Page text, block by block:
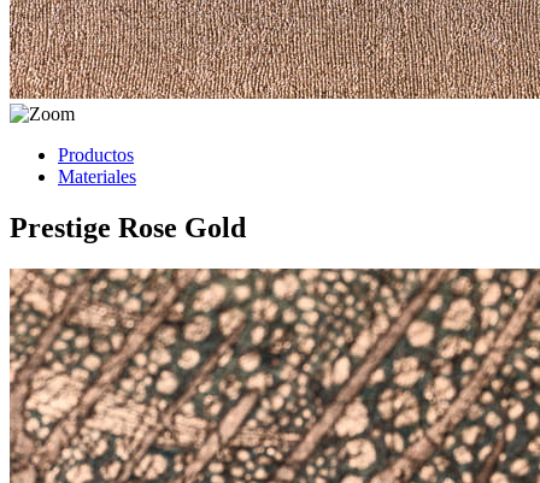
Productos
Materiales
Prestige Rose Gold